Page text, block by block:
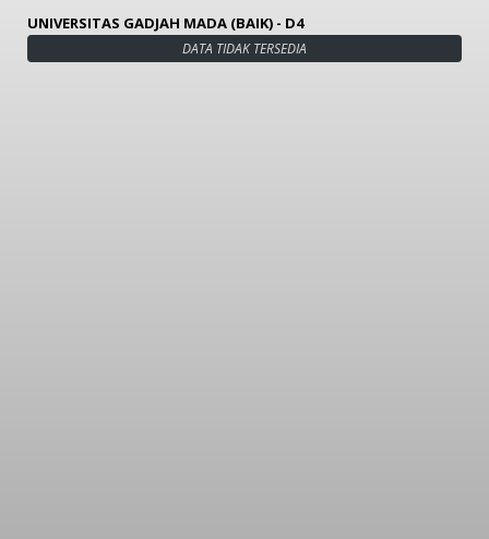
UNIVERSITAS GADJAH MADA (BAIK) - D4
DATA TIDAK TERSEDIA